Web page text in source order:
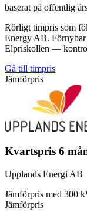
baserat på offentlig
Rörligt timpris som
Energy AB.
Elpriskollen —
Gå till timpris
Jämförpris
Kvartspris 6
Upplands Energi AB
Jämförpris med 300
Jämförpris